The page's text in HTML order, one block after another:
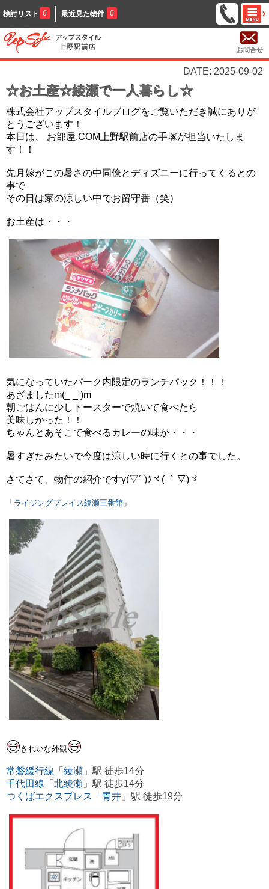
検討リスト 0 最近見た物件 0
お問合せ
DATE: 2025-09-02
☆お土産☆綾瀬で一人暮らし☆
株式会社アップスタイルブログをご覧いただき誠にありが
とうございます！
本日は、 お部屋.COM上野駅前店の手塚が担当いたしま
す！！
先月嫁がこの暑さの中同僚とディズニーに行ってくるとの
事で
その日は家の涼しい中でお留守番（笑）
お土産は・・・
気になっていたパーク内限定のランチパック！！！
あざましたm(_ _ )m
朝ごはんに少しトースターで焼いて食べたら
美味しかった！！
ちゃんとあそこで食べるカレーの味が・・・
暑すぎたみたいで今度は涼しい時に行くとの事でした。
さてさて、物件の紹介ですγ(▽´ )ﾂヾ( ｀▽)ゞ
「 ライジングプレイス綾瀬三番館 」
きれいな外観
常磐緩行線 「 綾瀬 」駅 徒歩14分
千代田線 「 北綾瀬 」駅 徒歩14分
つくばエクスプレス
「 青井 」駅 徒歩19分